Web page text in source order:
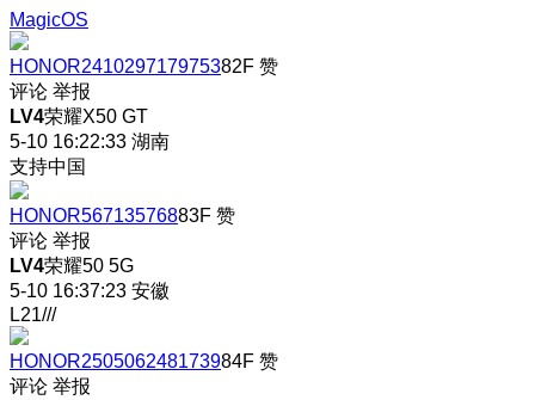
MagicOS
HONOR241029717975382F 赞
评论 举报
LV4荣耀X50 GT
5-10 16:22:33 湖南
支持中国
HONOR56713576883F 赞
评论 举报
LV4荣耀50 5G
5-10 16:37:23 安徽
L21///
HONOR250506248173984F 赞
评论 举报